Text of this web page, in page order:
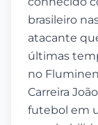
brasileiro
atacante
últimas
no
Carreira
futebol em